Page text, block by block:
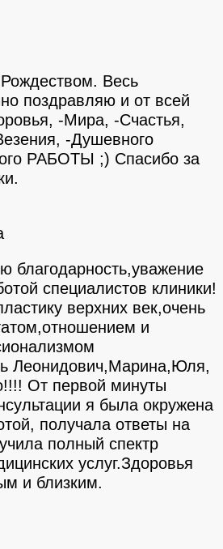
Весь
поздравляю и от всей
-Мира, -Счастья,
-Душевного
РАБОТЫ ;) Спасибо за
специалистов клиники!
верхних век,очень
и
Леонидович,Марина,Юля,
От первой минуты
я была окружена
получала ответы на
полный спектр
услуг.Здоровья
и близким.